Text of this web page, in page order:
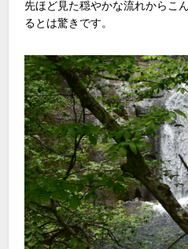
先ほど見た穏やかな流れからこ
るとは驚きです。